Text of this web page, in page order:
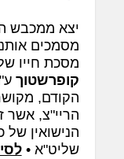
יצא ממכבש
מסמכים
מסכת חייו
קופרשטוך
הקודם,
הריי"צ,
הנישואין
שליט"א •